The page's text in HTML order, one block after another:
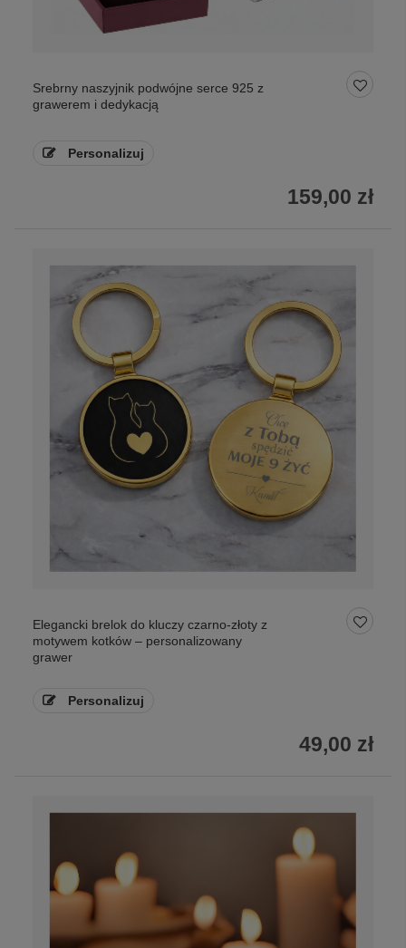
Srebrny naszyjnik podwójne serce 925 z
grawerem i dedykacją
Personalizuj
159,00 zł
Elegancki brelok do kluczy czarno-złoty z
motywem kotków – personalizowany
grawer
Personalizuj
49,00 zł